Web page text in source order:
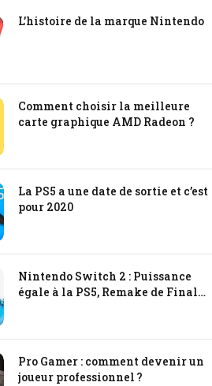
L’histoire de la marque Nintendo
Comment choisir la meilleure
carte graphique AMD Radeon ?
La PS5 a une date de sortie et c’est
pour 2020
Nintendo Switch 2 : Puissance
égale à la PS5, Remake de Final
Pro Gamer : comment devenir un
joueur professionnel ?